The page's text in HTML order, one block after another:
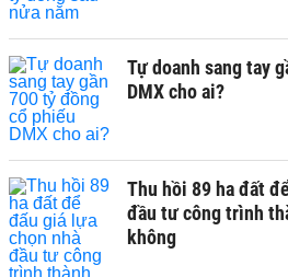
Tự doanh sang tay
DMX cho ai?
Thu hồi 89 ha đất
đầu tư công trình
không